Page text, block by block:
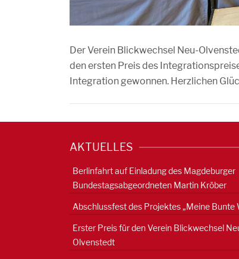
Der Verein Blickwechsel Neu-
den ersten Preis des
Integration gewonnen. Herzlichen
AKTUELLES
Berlinfahrt auf Einladung des Magdeburger
Bundestagsabgeordneten Martin Kröber
Abschlussfest des Projektes „Meine Bunte
Erster Preis für den Verein Blickwechsel
Olvenstedt